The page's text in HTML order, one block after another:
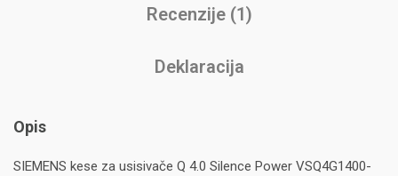
Recenzije (1)
Deklaracija
Opis
SIEMENS kese za usisivače Q 4.0 Silence Power VSQ4G1400-